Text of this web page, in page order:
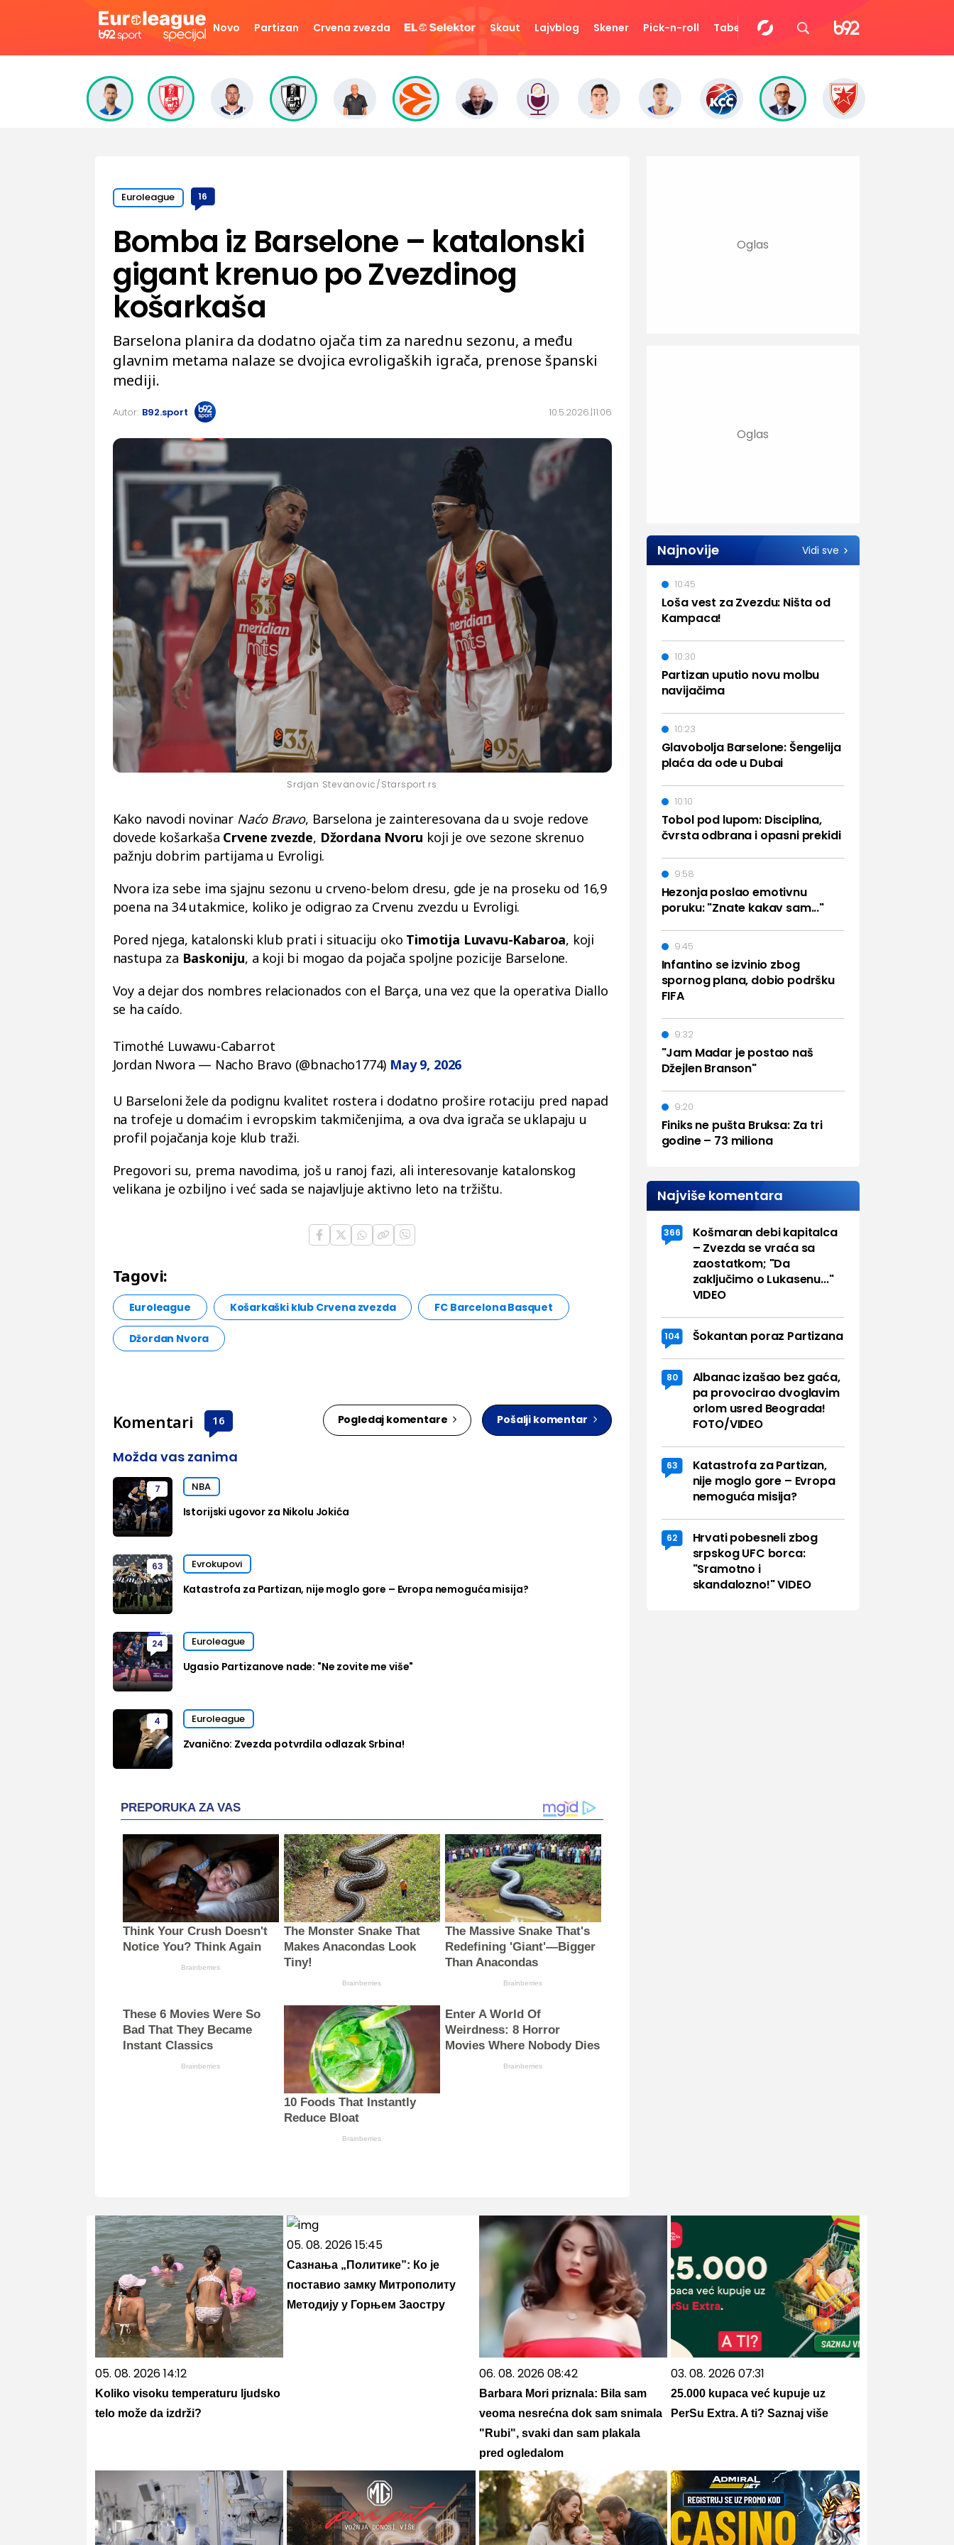
Novo Partizan Crvena zvezda Skaut Lajvblog Skener Pick-n-roll Tabela Video Eurocup
Euroleague 16
10.5.2026. 11:06
Bomba iz Barselone – katalonski
gigant krenuo po Zvezdinog
košarkaša
Barselona planira da dodatno ojača tim za narednu sezonu, a među
glavnim metama nalaze se dvojica evroligaških igrača, prenose španski
mediji.
Autor: B92.sport
Srdjan Stevanovic/Starsport.rs
Kako navodi novinar Naćo Bravo, Barselona je zainteresovana da u svoje redove
dovede košarkaša Crvene zvezde, Džordana Nvoru koji je ove sezone skrenuo
pažnju dobrim partijama u Evroligi.
Nvora iza sebe ima sjajnu sezonu u crveno-belom dresu, gde je na proseku od 16,9
poena na 34 utakmice, koliko je odigrao za Crvenu zvezdu u Evroligi.
Pored njega, katalonski klub prati i situaciju oko Timotija Luvavu-Kabaroa, koji
nastupa za Baskoniju, a koji bi mogao da pojača spoljne pozicije Barselone.
Voy a dejar dos nombres relacionados con el Barça, una vez que la operativa Diallo
se ha caído.
Timothé Luwawu-Cabarrot
Jordan Nwora — Nacho Bravo (@bnacho1774) May 9, 2026
U Barseloni žele da podignu kvalitet rostera i dodatno prošire rotaciju pred napad
na trofeje u domaćim i evropskim takmičenjima, a ova dva igrača se uklapaju u
profil pojačanja koje klub traži.
Pregovori su, prema navodima, još u ranoj fazi, ali interesovanje katalonskog
velikana je ozbiljno i već sada se najavljuje aktivno leto na tržištu.
Tagovi:
Euroleague Košarkaški klub Crvena zvezda FC Barcelona Basquet
Džordan Nvora
Komentari 16 Pogledaj komentare Pošalji komentar
Možda vas zanima
7 NBA
Istorijski ugovor za Nikolu Jokića
63 Evrokupovi
Katastrofa za Partizan, nije moglo gore – Evropa nemoguća misija?
24 Euroleague
Ugasio Partizanove nade: "Ne zovite me više"
4 Euroleague
Zvanično: Zvezda potvrdila odlazak Srbina!
PREPORUKA ZA VAS
Think Your Crush Doesn't
Notice You? Think Again
Brainberries
The Monster Snake That
Makes Anacondas Look
Tiny!
Brainberries
The Massive Snake That's
Redefining 'Giant'—Bigger
Than Anacondas
Brainberries
These 6 Movies Were So
Bad That They Became
Instant Classics
Brainberries
10 Foods That Instantly
Reduce Bloat
Brainberries
Enter A World Of
Weirdness: 8 Horror
Movies Where Nobody Dies
Brainberries
Najnovije Vidi sve
Loša vest za Zvezdu: Ništa od
Kampaca!
10:45
Partizan uputio novu molbu
navijačima
10:30
Glavobolja Barselone: Šengelija
plaća da ode u Dubai
10:23
Tobol pod lupom: Disciplina,
čvrsta odbrana i opasni prekidi
10:10
Hezonja poslao emotivnu
poruku: "Znate kakav sam..."
9:58
Infantino se izvinio zbog
spornog plana, dobio podršku
FIFA
9:45
"Jam Madar je postao naš
Džejlen Branson"
9:32
Finiks ne pušta Bruksa: Za tri
godine – 73 miliona
9:20
Najviše komentara
366
Košmaran debi kapitalca
– Zvezda se vraća sa
zaostatkom; "Da
zaključimo o Lukasenu..."
VIDEO
104 Šokantan poraz Partizana
80
Albanac izašao bez gaća,
pa provocirao dvoglavim
orlom usred Beograda!
FOTO/VIDEO
63
Katastrofa za Partizan,
nije moglo gore – Evropa
nemoguća misija?
62
Hrvati pobesneli zbog
srpskog UFC borca:
"Sramotno i
skandalozno!" VIDEO
05. 08. 2026 14:12
Koliko visoku temperaturu ljudsko
telo može da izdrži?
05. 08. 2026 15:45
Сазнања „Политике”: Ко је
поставио замку Митрополиту
Методију у Горњем Заостру
06. 08. 2026 08:42
Barbara Mori priznala: Bila sam
veoma nesrećna dok sam snimala
"Rubi", svaki dan sam plakala
pred ogledalom
03. 08. 2026 07:31
25.000 kupaca već kupuje uz
PerSu Extra. A ti? Saznaj više